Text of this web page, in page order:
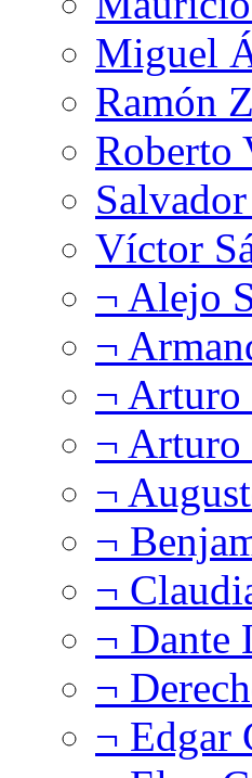
Miguel
Ramón
Roberto
Víctor
¬ Alejo
¬
¬ Arturo
¬ Arturo
¬
¬
¬
¬ Dante
¬
¬ Edgar